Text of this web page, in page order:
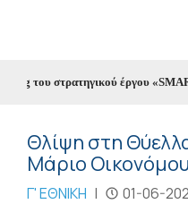
του στρατηγικού έργου «SMART
Θλίψη στη
Μάριο Οικονόμου
Γ' ΕΘΝΙΚΗ | 01-06-